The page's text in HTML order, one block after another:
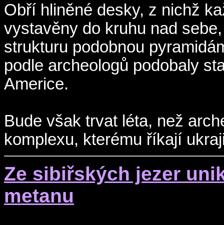
Obří hliněné desky, z nichž
vystavěny do kruhu nad
strukturu podobnou
podle archeologů podobaly
Americe.
Bude však trvat léta, než
komplexu, kterému říkají
Ze sibiřských jezer
metanu